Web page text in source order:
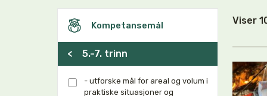
Kompetansemål
< 5.-7. trinn
- utforske mål for areal og volum i
praktiske situasjoner og
Viser